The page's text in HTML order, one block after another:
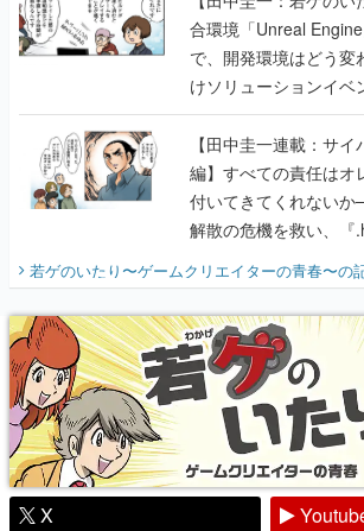
合環境「Unreal
で、開発環境はどう変
けソリューションイベ
に行って、より理解を
【田中圭一連載：サ
編】すべての責任はオ
付いてきてくれない
解散の危機を救い、『
開く。業界の快男児・
『少年ジャンプ』色だ
り】
若ゲのいたり〜ゲームクリエイターの青春〜の
X